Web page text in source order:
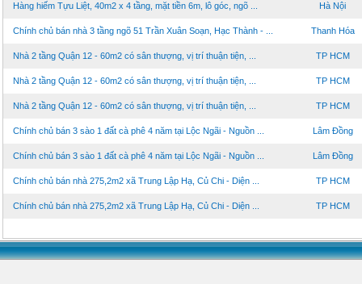
Hàng hiếm Tựu Liệt, 40m2 x 4 tầng, mặt tiền 6m, lô góc, ngõ ... Hà Nội
Chính chủ bán nhà 3 tầng ngõ 51 Trần Xuân Soạn, Hạc Thành - ... Thanh Hóa
Nhà 2 tầng Quận 12 - 60m2 có sân thượng, vị trí thuận tiện, ... TP HCM
Nhà 2 tầng Quận 12 - 60m2 có sân thượng, vị trí thuận tiện, ... TP HCM
Nhà 2 tầng Quận 12 - 60m2 có sân thượng, vị trí thuận tiện, ... TP HCM
Chính chủ bán 3 sào 1 đất cà phê 4 năm tại Lộc Ngãi - Nguồn ... Lâm Đồng
Chính chủ bán 3 sào 1 đất cà phê 4 năm tại Lộc Ngãi - Nguồn ... Lâm Đồng
Chính chủ bán nhà 275,2m2 xã Trung Lập Hạ, Củ Chi - Diện ... TP HCM
Chính chủ bán nhà 275,2m2 xã Trung Lập Hạ, Củ Chi - Diện ... TP HCM